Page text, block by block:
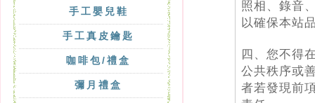
手工嬰兒鞋
手工真皮鑰匙
咖啡包/禮盒
彌月禮盒